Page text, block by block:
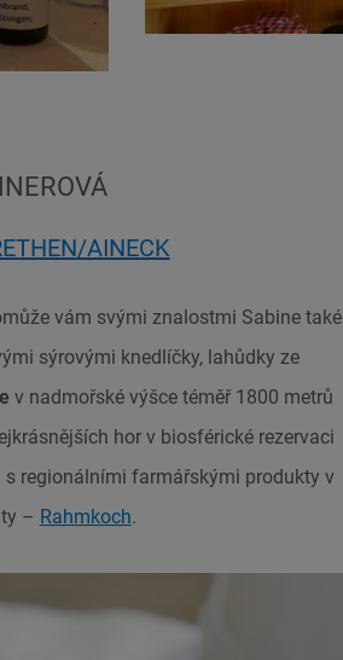
AINECK
vám svými znalostmi Sabine také
sýrovými knedlíčky, lahůdky ze
v nadmořské výšce téměř 1800 metrů
hor v biosférické rezervaci
s regionálními farmářskými produkty v
– Rahmkoch.